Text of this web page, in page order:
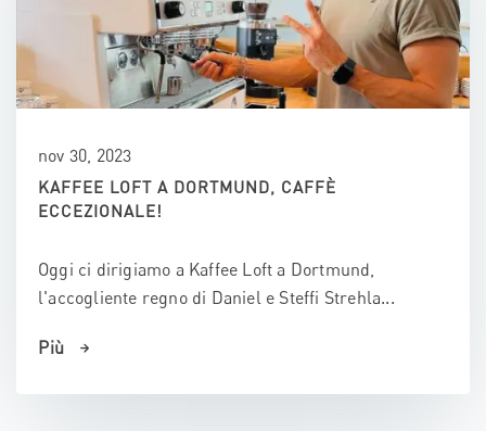
nov 30, 2023
KAFFEE LOFT A DORTMUND, CAFFÈ
ECCEZIONALE!
Oggi ci dirigiamo a Kaffee Loft a Dortmund,
l'accogliente regno di Daniel e Steffi Strehla...
Più